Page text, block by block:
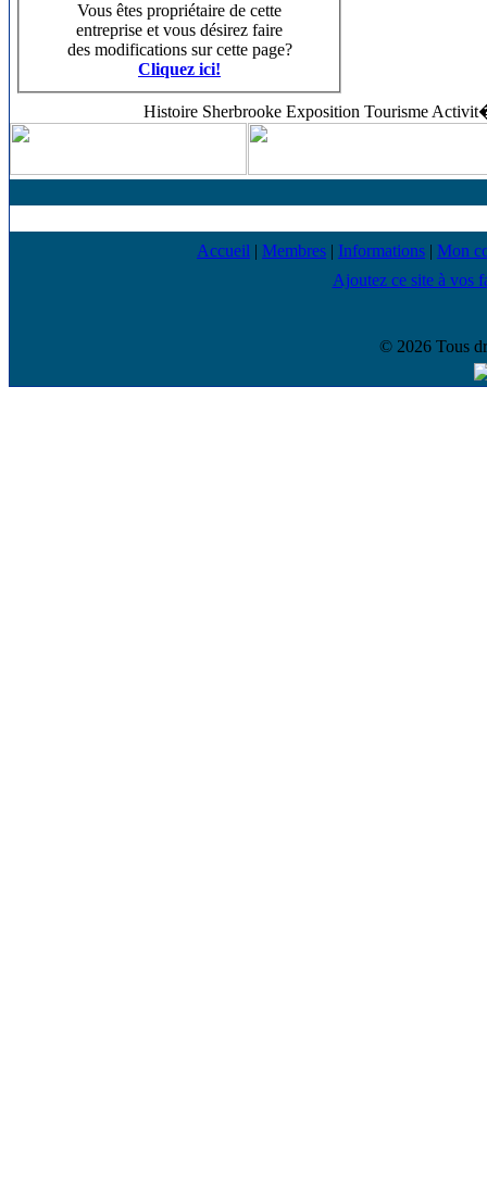
Vous êtes propriétaire de cette
entreprise et vous désirez faire
des modifications sur cette page?
Cliquez ici!
Histoire Sherbrooke Exposition Tourisme
Accueil | Membres | Informations | Mon
Ajoutez ce site à vos
© 2026 Tous